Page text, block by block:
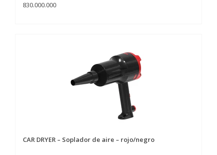
830.000.000
CAR DRYER – Soplador de aire – rojo/negro